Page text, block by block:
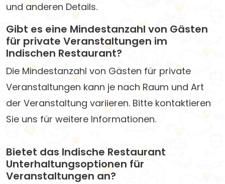
und anderen Details.
Gibt es eine Mindestanzahl von Gästen
für private Veranstaltungen im
Indischen Restaurant?
Die Mindestanzahl von Gästen für private
Veranstaltungen kann je nach Raum und Art
der Veranstaltung variieren. Bitte kontaktieren
Sie uns für weitere Informationen.
Bietet das Indische Restaurant
Unterhaltungsoptionen für
Veranstaltungen an?